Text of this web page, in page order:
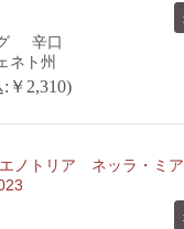
辛口
ネト州
:￥2,310)
ノトリア ネッラ・ミ